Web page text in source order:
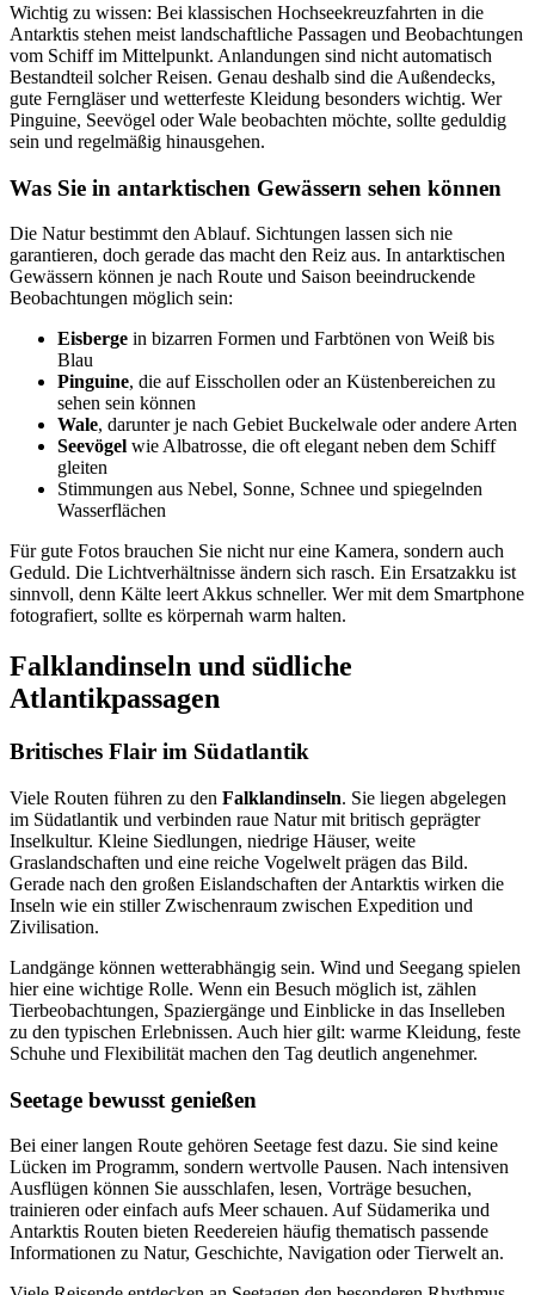
Wichtig zu wissen: Bei klassischen Hochseekreuzfahrten in die
Antarktis stehen meist landschaftliche Passagen und Beobachtungen
vom Schiff im Mittelpunkt. Anlandungen sind nicht automatisch
Bestandteil solcher Reisen. Genau deshalb sind die Außendecks,
gute Ferngläser und wetterfeste Kleidung besonders wichtig. Wer
Pinguine, Seevögel oder Wale beobachten möchte, sollte geduldig
sein und regelmäßig hinausgehen.
Was Sie in antarktischen Gewässern sehen können
Die Natur bestimmt den Ablauf. Sichtungen lassen sich nie
garantieren, doch gerade das macht den Reiz aus. In antarktischen
Gewässern können je nach Route und Saison beeindruckende
Beobachtungen möglich sein:
Eisberge in bizarren Formen und Farbtönen von Weiß bis
Blau
Pinguine, die auf Eisschollen oder an Küstenbereichen zu
sehen sein können
Wale, darunter je nach Gebiet Buckelwale oder andere Arten
Seevögel wie Albatrosse, die oft elegant neben dem Schiff
gleiten
Stimmungen aus Nebel, Sonne, Schnee und spiegelnden
Wasserflächen
Für gute Fotos brauchen Sie nicht nur eine Kamera, sondern auch
Geduld. Die Lichtverhältnisse ändern sich rasch. Ein Ersatzakku ist
sinnvoll, denn Kälte leert Akkus schneller. Wer mit dem Smartphone
fotografiert, sollte es körpernah warm halten.
Falklandinseln und südliche
Atlantikpassagen
Britisches Flair im Südatlantik
Viele Routen führen zu den Falklandinseln. Sie liegen abgelegen
im Südatlantik und verbinden raue Natur mit britisch geprägter
Inselkultur. Kleine Siedlungen, niedrige Häuser, weite
Graslandschaften und eine reiche Vogelwelt prägen das Bild.
Gerade nach den großen Eislandschaften der Antarktis wirken die
Inseln wie ein stiller Zwischenraum zwischen Expedition und
Zivilisation.
Landgänge können wetterabhängig sein. Wind und Seegang spielen
hier eine wichtige Rolle. Wenn ein Besuch möglich ist, zählen
Tierbeobachtungen, Spaziergänge und Einblicke in das Inselleben
zu den typischen Erlebnissen. Auch hier gilt: warme Kleidung, feste
Schuhe und Flexibilität machen den Tag deutlich angenehmer.
Seetage bewusst genießen
Bei einer langen Route gehören Seetage fest dazu. Sie sind keine
Lücken im Programm, sondern wertvolle Pausen. Nach intensiven
Ausflügen können Sie ausschlafen, lesen, Vorträge besuchen,
trainieren oder einfach aufs Meer schauen. Auf Südamerika und
Antarktis Routen bieten Reedereien häufig thematisch passende
Informationen zu Natur, Geschichte, Navigation oder Tierwelt an.